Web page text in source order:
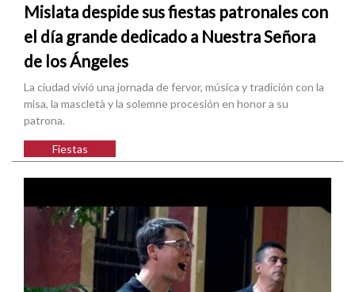
Mislata despide sus fiestas patronales con
el día grande dedicado a Nuestra Señora
de los Ángeles
La ciudad vivió una jornada de fervor, música y tradición con la
misa, la mascletà y la solemne procesión en honor a su
patrona.
Fiestas